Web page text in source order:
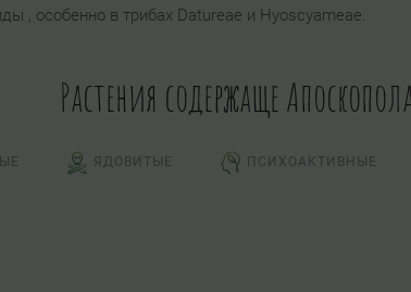
, особенно в трибах Datureae и Hyoscyameae.
Растения содержаще
ЯДОВИТЫЕ ПСИХОАКТИВНЫЕ